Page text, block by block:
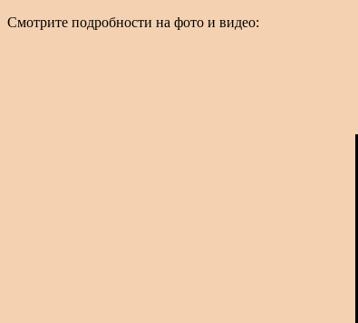
Смотрите подробности на фото и видео: